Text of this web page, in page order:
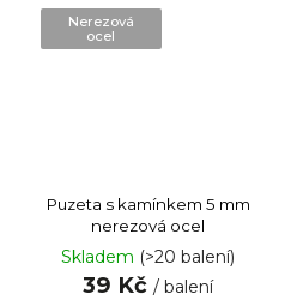
Nerezová
ocel
Puzeta s kamínkem 5 mm
nerezová ocel
Skladem (>20 balení)
39 Kč / balení